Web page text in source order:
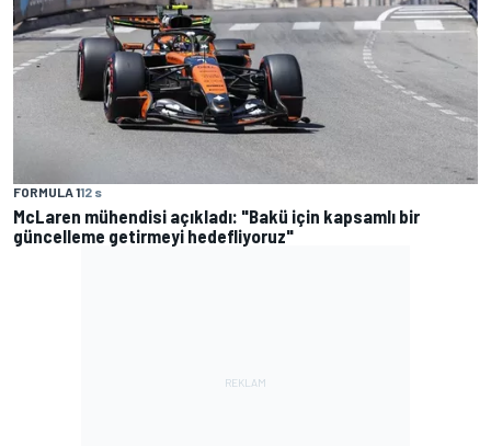
FORMULA 112 s
McLaren mühendisi açıkladı: "Bakü için kapsamlı bir
güncelleme getirmeyi hedefliyoruz"